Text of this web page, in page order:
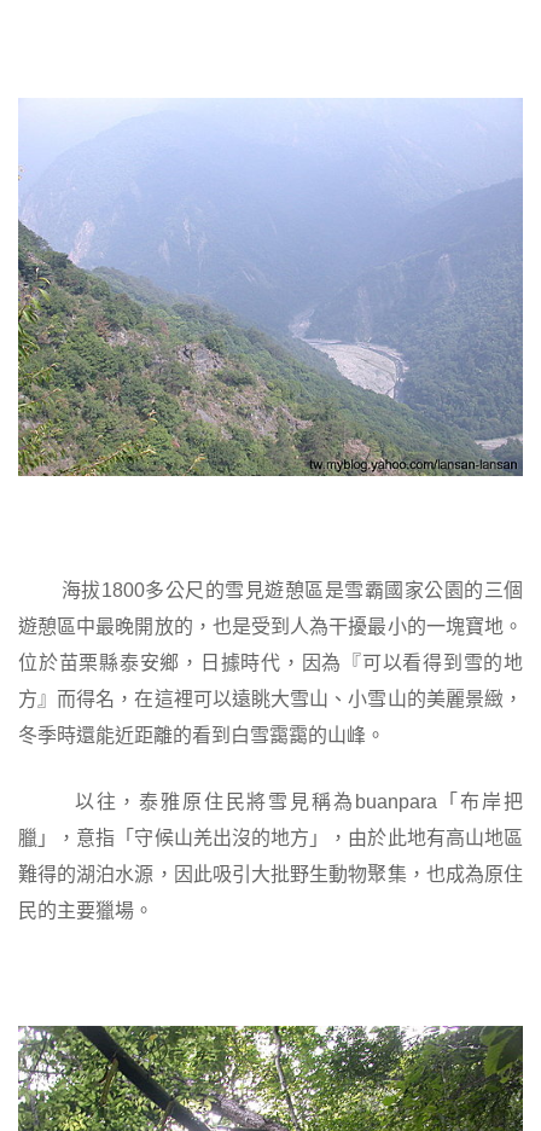
海拔1800多公尺的雪見遊憩區是雪霸國家公園的三個
遊憩區中最晚開放的，也是受到人為干擾最小的一塊寶地。
位於苗栗縣泰安鄉，日據時代，因為『可以看得到雪的地
方』而得名，在這裡可以遠眺大雪山、小雪山的美麗景緻，
冬季時還能近距離的看到白雪靄靄的山峰。
以往，泰雅原住民將雪見稱為 buanpara 「布岸把
臘」，意指「守候山羌出沒的地方」，由於此地有高山地區
難得的湖泊水源，因此吸引大批野生動物聚集，也成為原住
民的主要獵場。